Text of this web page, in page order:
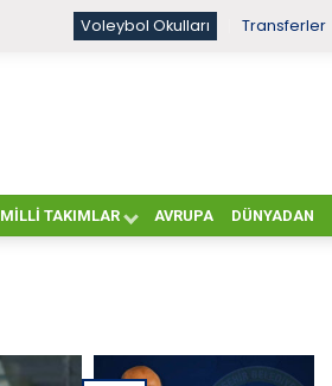
Voleybol Okulları Transferler
MILLI TAKIMLAR AVRUPA DÜNYADAN